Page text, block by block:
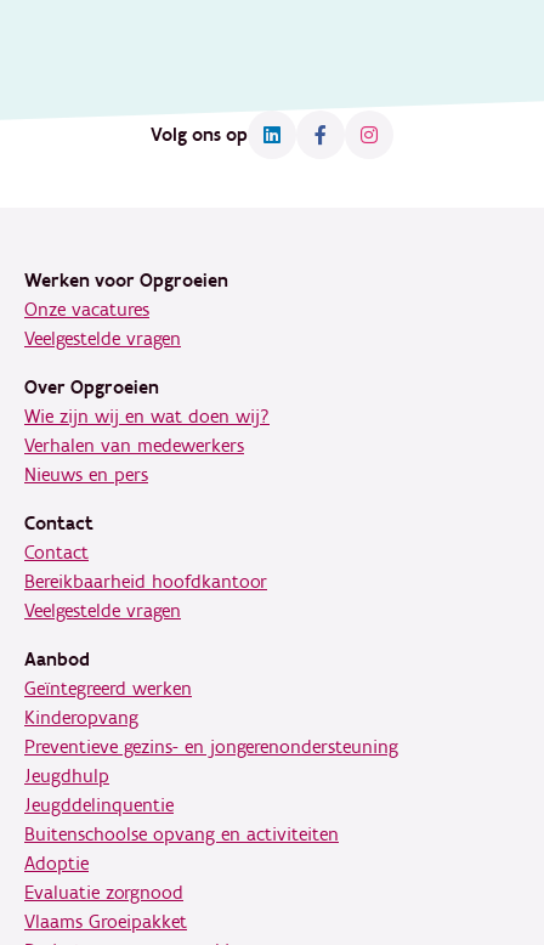
Volg ons op
Werken voor Opgroeien
Onze vacatures
Veelgestelde vragen
Over Opgroeien
Wie zijn wij en wat doen wij?
Verhalen van medewerkers
Nieuws en pers
Contact
Contact
Bereikbaarheid hoofdkantoor
Veelgestelde vragen
Aanbod
Geïntegreerd werken
Kinderopvang
Preventieve gezins- en jongerenondersteuning
Jeugdhulp
Jeugddelinquentie
Buitenschoolse opvang en activiteiten
Adoptie
Evaluatie zorgnood
Vlaams Groeipakket